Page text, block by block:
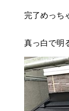
完了めっち
真っ白で明